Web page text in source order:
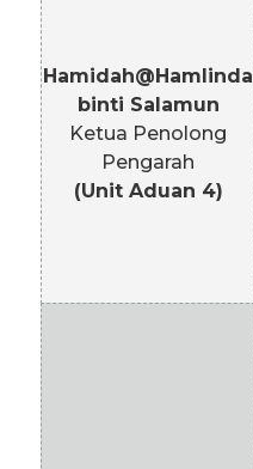
Hamidah@Hamlinda
binti Salamun
Ketua Penolong
Pengarah
(Unit Aduan 4)